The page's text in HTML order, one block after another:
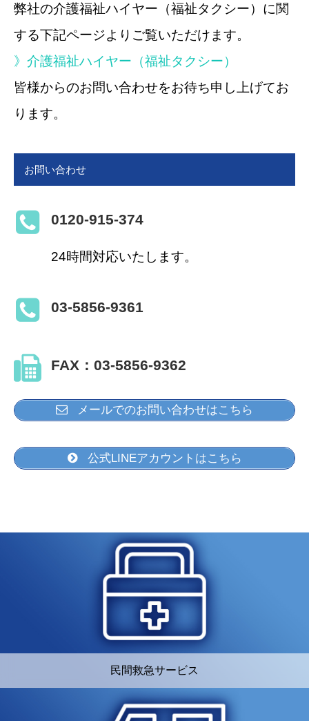
弊社の介護福祉ハイヤー（福祉タクシー）に関
する下記ページよりご覧いただけます。
》介護福祉ハイヤー（福祉タクシー）
皆様からのお問い合わせをお待ち申し上げてお
ります。
お問い合わせ
0120-915-374
24時間対応いたします。
03-5856-9361
FAX：03-5856-9362
メールでのお問い合わせはこちら
公式LINEアカウントはこちら
民間救急サービス